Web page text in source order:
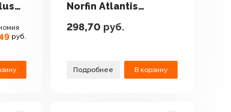
руб.
Norfin Atlantis
(правая молния)
298,70 руб.
Подробнее В корзину